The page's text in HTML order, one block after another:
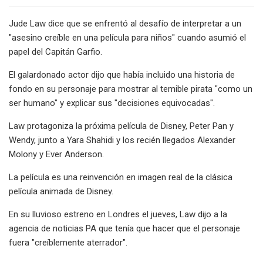
Jude Law dice que se enfrentó al desafío de interpretar a un
"asesino creíble en una película para niños" cuando asumió el
papel del Capitán Garfio.
El galardonado actor dijo que había incluido una historia de
fondo en su personaje para mostrar al temible pirata "como un
ser humano" y explicar sus "decisiones equivocadas".
Law protagoniza la próxima película de Disney, Peter Pan y
Wendy, junto a Yara Shahidi y los recién llegados Alexander
Molony y Ever Anderson.
La película es una reinvención en imagen real de la clásica
película animada de Disney.
En su lluvioso estreno en Londres el jueves, Law dijo a la
agencia de noticias PA que tenía que hacer que el personaje
fuera "creíblemente aterrador".